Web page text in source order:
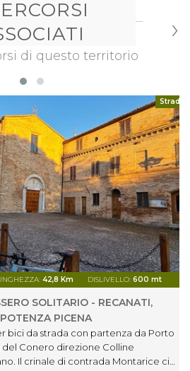
di questo territorio
Strada
42,8 Km DISLIVELLO: 600 mt
SOLITARIO - RECANATI,
PICENA
bici da strada con partenza da Porto
del Conero direzione Colline
Il crinale di contrada Montarice ci
›